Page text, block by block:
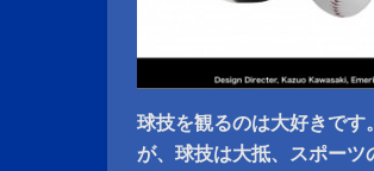
球技を観るのは大好きです。
が、球技は大抵、スポー